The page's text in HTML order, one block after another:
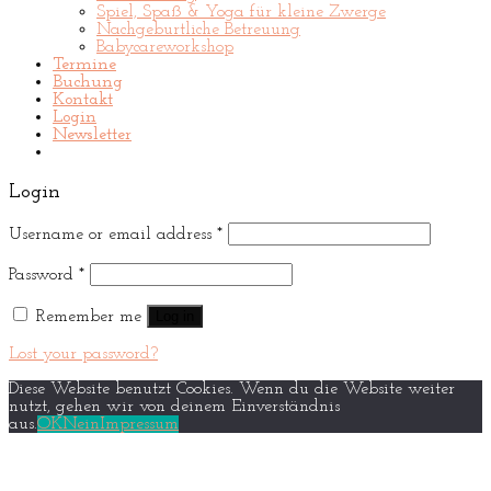
Spiel, Spaß & Yoga für kleine Zwerge
Nachgeburtliche Betreuung
Babycareworkshop
Termine
Buchung
Kontakt
Login
Newsletter
Login
Username or email address *
Password *
Remember me
Lost your password?
Diese Website benutzt Cookies. Wenn du die Website weiter
nutzt, gehen wir von deinem Einverständnis
aus.OKNeinImpressum